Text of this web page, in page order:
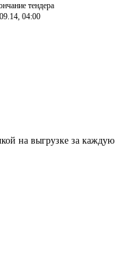
тендера
04:00
на выгрузке за каждую